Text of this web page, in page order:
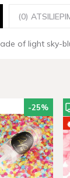
(0)
of light sky-
-25%